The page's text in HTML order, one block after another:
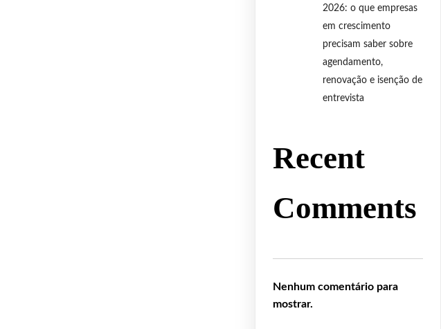
2026: o que empresas
em crescimento
precisam saber sobre
agendamento,
renovação e isenção de
entrevista
Recent
Comments
Nenhum comentário para
mostrar.